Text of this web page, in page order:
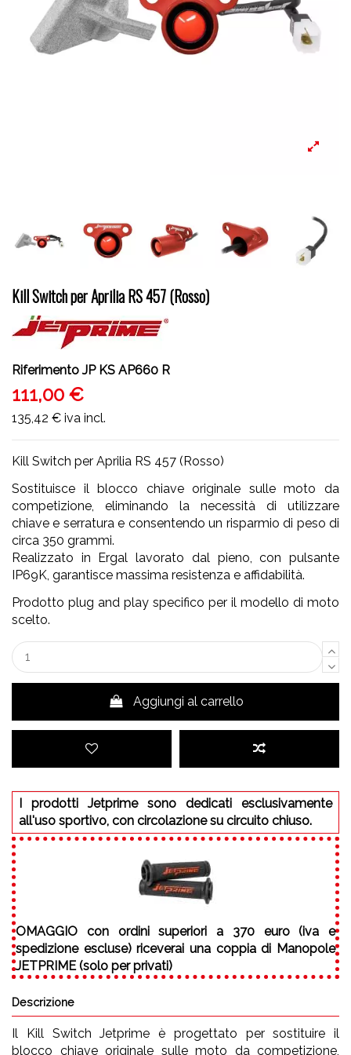
Kill Switch per Aprilia RS 457 (Rosso)
Riferimento JP KS AP660 R
111,00 €
135,42 € iva incl.
Kill Switch per Aprilia RS 457 (Rosso)
Sostituisce il blocco chiave originale sulle moto da
competizione, eliminando la necessità di utilizzare
chiave e serratura e consentendo un risparmio di peso di
circa 350 grammi.
Realizzato in Ergal lavorato dal pieno, con pulsante
IP69K, garantisce massima resistenza e affidabilità.
Prodotto plug and play specifico per il modello di moto
scelto.
Aggiungi al carrello
I prodotti Jetprime sono dedicati esclusivamente
all'uso sportivo, con circolazione su circuito chiuso.
OMAGGIO con ordini superiori a 370 euro (iva e
spedizione escluse) riceverai una coppia di Manopole
JETPRIME (solo per privati)
Descrizione
Il Kill Switch Jetprime è progettato per sostituire il
blocco chiave originale sulle moto da competizione,